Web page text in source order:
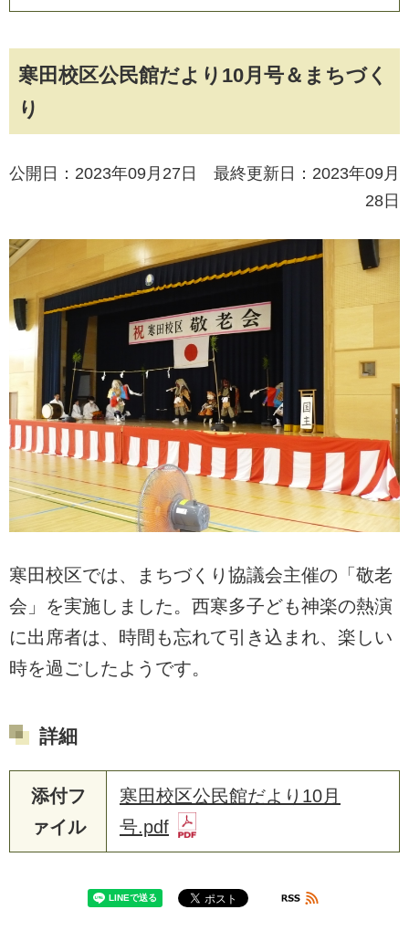
寒田校区公民館だより10月号＆まちづく
り
公開日：2023年09月27日 最終更新日：2023年09月
28日
寒田校区では、まちづくり協議会主催の「敬老
会」を実施しました。西寒多子ども神楽の熱演
に出席者は、時間も忘れて引き込まれ、楽しい
時を過ごしたようです。
詳細
添付フ
ァイル
寒田校区公民館だより10月
号.pdf